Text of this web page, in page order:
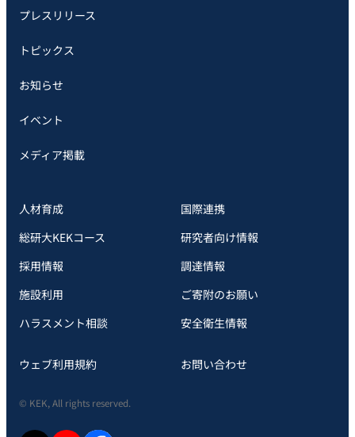
プレスリリース
トピックス
お知らせ
イベント
メディア掲載
人材育成
国際連携
総研大KEKコース
研究者向け情報
採用情報
調達情報
施設利用
ご寄附のお願い
ハラスメント相談
安全衛⽣情報
ウェブ利用規約 お問い合わせ
© KEK, All rights reserved.